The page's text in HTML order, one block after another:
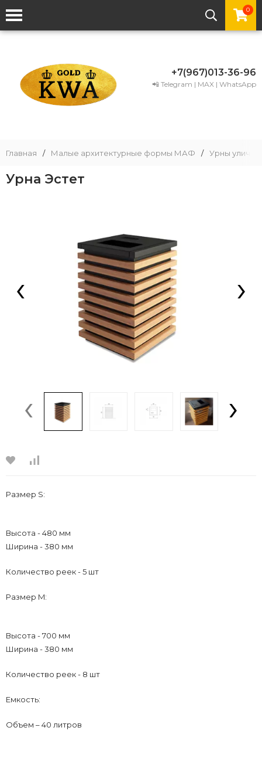
0
+7(967)013-36-96
📲 Telegram | MAX | WhatsApp
Главная / Малые архитектурные формы МАФ / Урны
Урна Эстет
‹ ›
‹ ›
Размер S:
Высота - 480 мм
Ширина - 380 мм
Количество реек - 5 шт
Размер M:
Высота - 700 мм
Ширина - 380 мм
Количество реек - 8 шт
Емкость:
Объем – 40 литров